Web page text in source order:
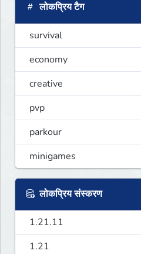
लोकप्रिय टैग
survival
economy
creative
pvp
parkour
minigames
लोकप्रिय संस्करण
1.21.11
1.21